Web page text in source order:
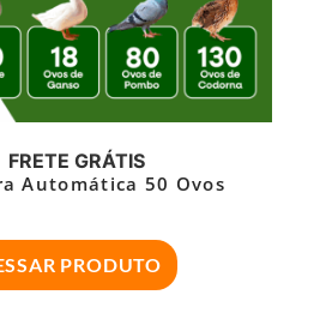
FRETE GRÁTIS
Automática 50 Ovos
PRODUTO